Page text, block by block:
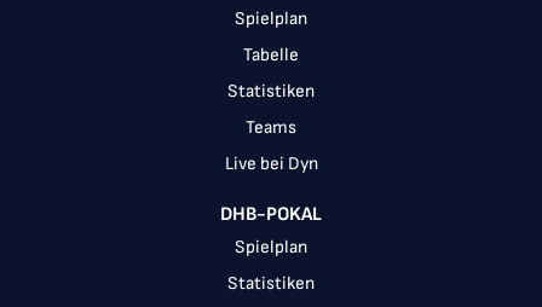
Spielplan
Tabelle
Statistiken
Teams
Live bei Dyn
DHB-POKAL
Spielplan
Statistiken